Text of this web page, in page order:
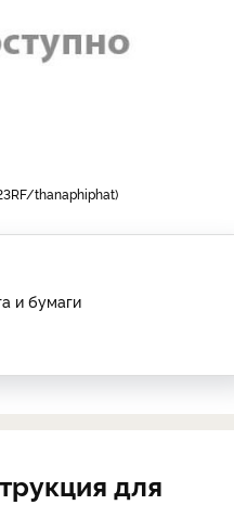
thanaphiphat)
и бумаги
для